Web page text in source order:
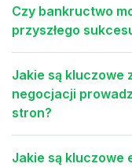
Czy bankructwo
przyszłego
Jakie są kluczowe
negocjacji
stron?
Jakie są kluczowe